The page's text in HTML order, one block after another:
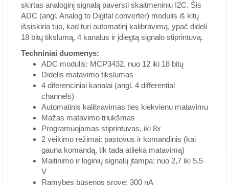
skirtas analoginį signalą paversti skaitmeniniu I2C. Šis
ADC (angl. Analog to Digital converter) modulis iš kitų
išsiskiria tuo, kad turi automatinį kalibravimą, ypač dideli
18 bitų tikslumą, 4 kanalus ir įdiegtą signalo stiprintuvą.
Techniniai duomenys:
ADC modulis: MCP3432, nuo 12 iki 18 bitų
Didelis matavimo tikslumas
4 diferenciniai kanalai (angl. 4 differential
channels)
Automatinis kalibravimas ties kiekvienu matavimu
Mažas matavimo triukšmas
Programuojamas stiprintuvas, iki 8x
2 veikimo režimai: pastovus ir komandinis (kai
gauna komandą, tik tada atlieka matavimą)
Maitinimo ir loginių signalų įtampa: nuo 2,7 iki 5,5
V
Ramybės būsenos srovė: 300 nA